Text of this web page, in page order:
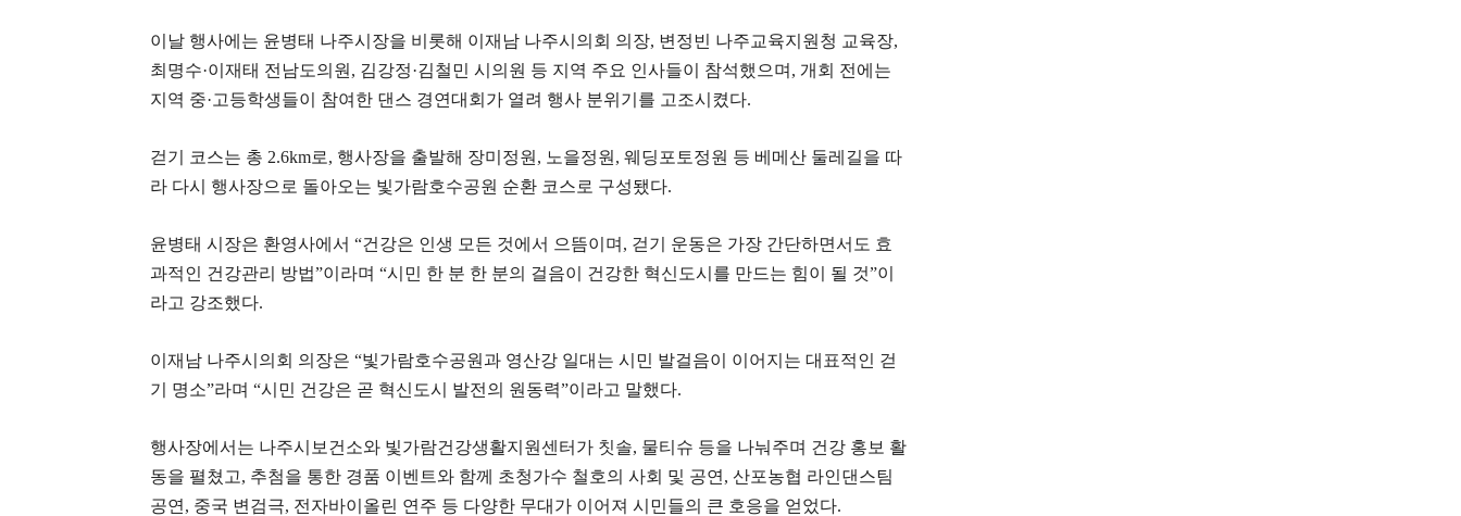
이날 행사에는 윤병태 나주시장을 비롯해 이재남 나주시의회 의장, 변정빈 나주교육지원청 교육장,
최명수·이재태 전남도의원, 김강정·김철민 시의원 등 지역 주요 인사들이 참석했으며, 개회 전에는
지역 중·고등학생들이 참여한 댄스 경연대회가 열려 행사 분위기를 고조시켰다.
걷기 코스는 총 2.6km로, 행사장을 출발해 장미정원, 노을정원, 웨딩포토정원 등 베메산 둘레길을 따
라 다시 행사장으로 돌아오는 빛가람호수공원 순환 코스로 구성됐다.
윤병태 시장은 환영사에서 “건강은 인생 모든 것에서 으뜸이며, 걷기 운동은 가장 간단하면서도 효
과적인 건강관리 방법”이라며 “시민 한 분 한 분의 걸음이 건강한 혁신도시를 만드는 힘이 될 것”이
라고 강조했다.
이재남 나주시의회 의장은 “빛가람호수공원과 영산강 일대는 시민 발걸음이 이어지는 대표적인 걷
기 명소”라며 “시민 건강은 곧 혁신도시 발전의 원동력”이라고 말했다.
행사장에서는 나주시보건소와 빛가람건강생활지원센터가 칫솔, 물티슈 등을 나눠주며 건강 홍보 활
동을 펼쳤고, 추첨을 통한 경품 이벤트와 함께 초청가수 철호의 사회 및 공연, 산포농협 라인댄스팀
공연, 중국 변검극, 전자바이올린 연주 등 다양한 무대가 이어져 시민들의 큰 호응을 얻었다.